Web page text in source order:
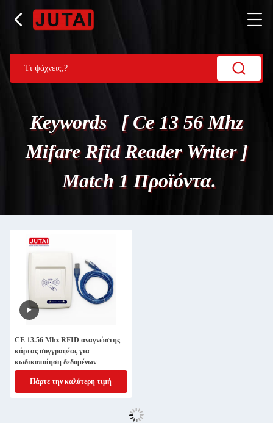
Keywords [ Ce 13 56 Mhz
Mifare Rfid Reader Writer ]
Match 1 Προϊόντα.
CE 13.56 Mhz RFID αναγνώστης
κάρτας συγγραφέας για
κωδικοποίηση δεδομένων
Πάρτε την καλύτερη τιμή